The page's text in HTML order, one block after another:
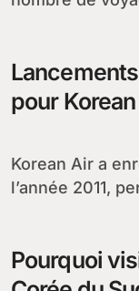
pour
Korean Air a enregistré une perte nette pour
l’année 2011,
Pourquoi